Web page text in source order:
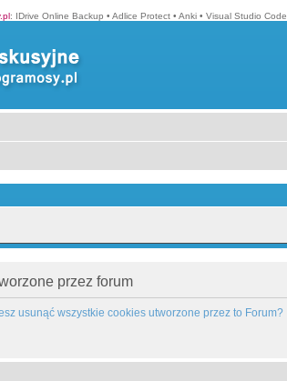
: IDrive Online Backup • Adlice Protect • Anki • Visual Studio Code
przez forum
usunąć wszystkie cookies utworzone przez to Forum?